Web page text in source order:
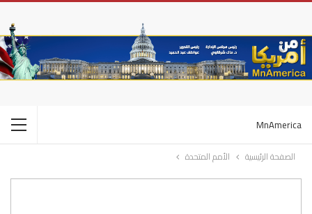
MnAmerica
الصفحة الرئيسية الأمم المتحدة